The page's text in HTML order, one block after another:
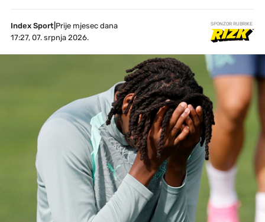
Index Sport
Prije mjesec dana
17:27, 07. srpnja 2026.
SPONZOR RUBRIKE